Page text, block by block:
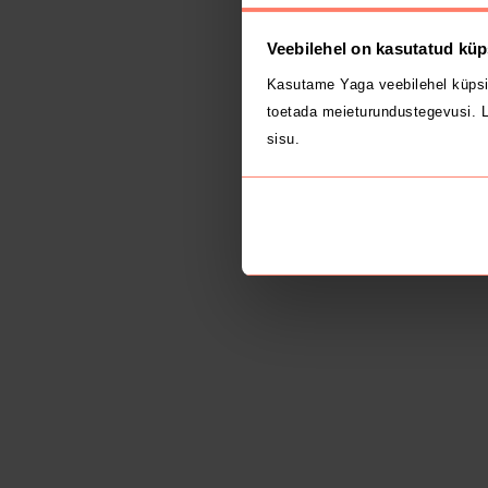
Veebilehel on kasutatud
Kasutame Yaga veebilehel
toetada meieturundustegevusi.
sisu.